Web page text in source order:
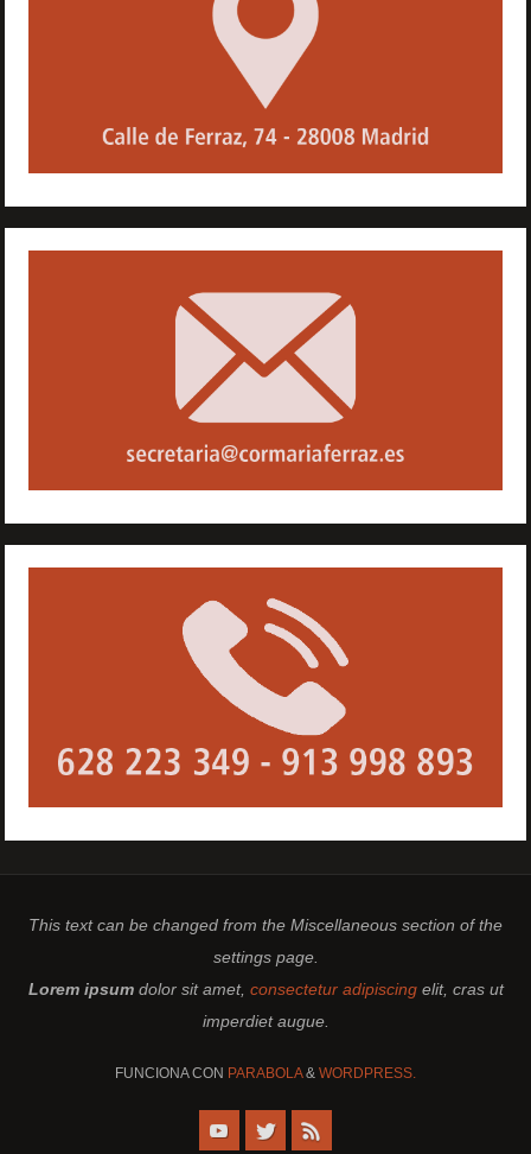
This text can be changed from the Miscellaneous section of the
settings page.
Lorem ipsumdolor sit amet, consectetur adipiscingelit, cras ut
imperdiet augue.
FUNCIONA CON PARABOLA& WORDPRESS.